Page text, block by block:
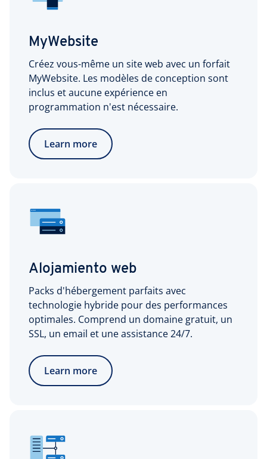
MyWebsite
Créez vous-même un site web avec un forfait
MyWebsite. Les modèles de conception sont
inclus et aucune expérience en
programmation n'est nécessaire.
Learn more
Alojamiento web
Packs d'hébergement parfaits avec
technologie hybride pour des performances
optimales. Comprend un domaine gratuit, un
SSL, un email et une assistance 24/7.
Learn more